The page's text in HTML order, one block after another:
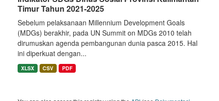
Timur Tahun 2021-2025
Sebelum pelaksanaan Millennium Development Goals
(MDGs) berakhir, pada UN Summit on MDGs 2010 telah
dirumuskan agenda pembangunan dunia pasca 2015. Hal
ini diperkuat dengan...
XLSX CSV PDF